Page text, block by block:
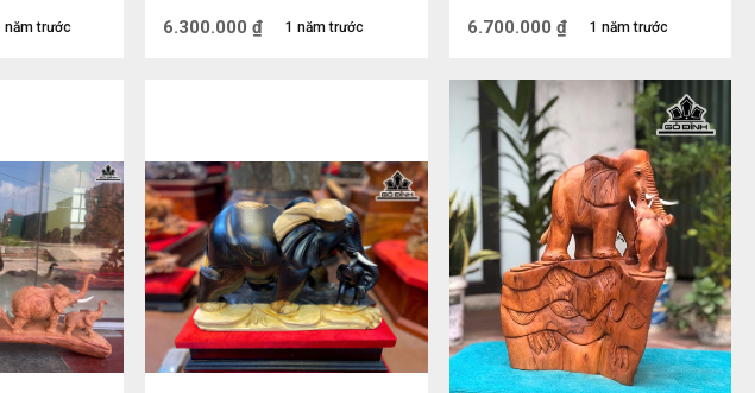
Tượng Voi Mẫu Tử Gỗ Ngọc Am
hỗ trợ con người, bảo vệ con người trước những xui xẻo, đen đủi. Ý
cho cả sư tử - chúa tể muôn loài cũng không dám tới gần. Ngoài
hy vọng luôn đạt được kết quả mỹ mãn.
năm trước 1 năm trước
6.300.000 ₫ 1 năm trước
6.700.000 ₫